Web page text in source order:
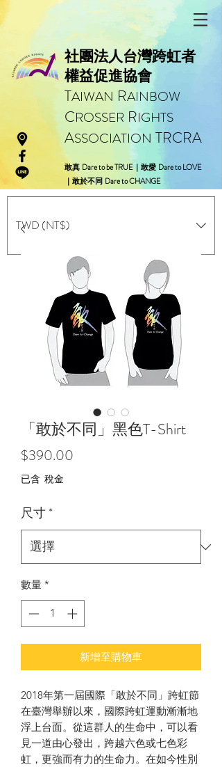
社團法人台灣跨虹者
權益促進協會
TAIWAN RAINBOW
CROSSER RIGHTS
ASSOCIATION TRCRA
敢真 Dare to be TRUE｜敢愛 Dare to LOVE
｜敢於不同 Dare to CHANGE
TWD (NT$)
「敢於不同」黑色T-Shirt
$390.00
已含 稅金
尺寸*
數量 *
新增至購物車
2018年第一屆國際「敢於不同」跨虹節
在臺灣舉辦以來，國際跨虹運動漸漸地
浮上台面。從這群人的生命中，可以看
見一道由心發出，跨越六色或七色彩
虹，更強而有力的生命力。在如今性別